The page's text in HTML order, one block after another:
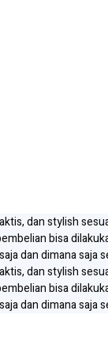
dan stylish
bisa
dan dimana saja
dan stylish
bisa
dan dimana saja